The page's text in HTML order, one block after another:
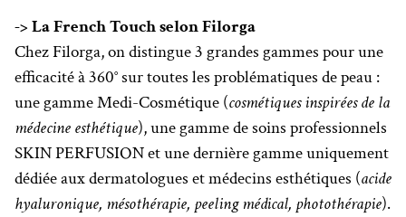
-> La French Touch selon Filorga
Chez Filorga, on distingue 3 grandes gammes pour une
efficacité à 360° sur toutes les problématiques de peau :
une gamme Medi-Cosmétique (cosmétiques inspirées de la
médecine esthétique), une gamme de soins professionnels
SKIN PERFUSION et une dernière gamme uniquement
dédiée aux dermatologues et médecins esthétiques (acide
hyaluronique, mésothérapie, peeling médical, photothérapie).